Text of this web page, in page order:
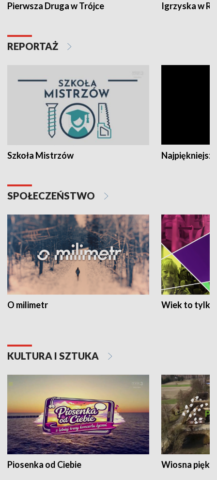
Pierwsza Druga w Trójce Igrzyska w
REPORTAŻ
Szkoła Mistrzów
SPOŁECZEŃSTWO
O milimetr Wiek to tylko
KULTURA I SZTUKA
Piosenka od Ciebie Wiosna